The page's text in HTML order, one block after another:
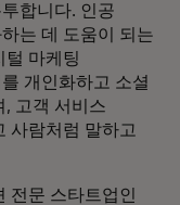
합니다. 인공
는 데 도움이 되는
털 마케팅
개인화하고 소셜
, 고객 서비스
사람처럼 말하고
전문 스타트업인